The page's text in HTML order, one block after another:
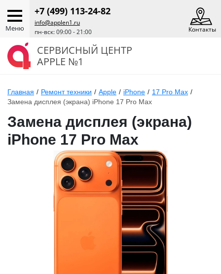
Меню
+7 (499) 113-24-82
info@applen1.ru
пн-вск: 09:00 - 21:00
Контакты
СЕРВИСНЫЙ ЦЕНТР
APPLE №1
Главная / Ремонт техники / Apple / iPhone / 17 Pro Max /
Замена дисплея (экрана) iPhone 17 Pro Max
Замена дисплея (экрана)
iPhone 17 Pro Max